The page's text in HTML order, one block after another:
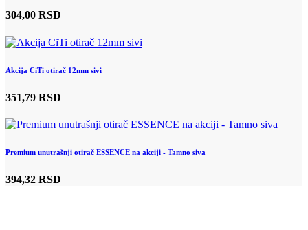
304,00 RSD
Akcija CiTi otirač 12mm sivi
351,79 RSD
Premium unutrašnji otirač ESSENCE na akciji - Tamno siva
394,32 RSD